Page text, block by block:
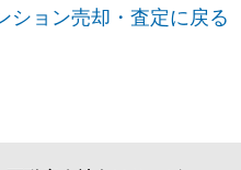
ション売却・査定に戻る